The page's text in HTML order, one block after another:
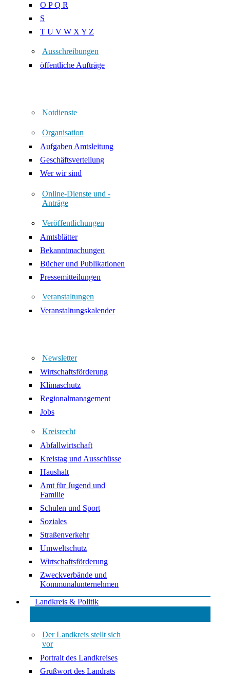
O P Q R
S
T U V W X Y Z
Ausschreibungen
öffentliche Aufträge
Notdienste
Organisation
Aufgaben Amtsleitung
Geschäftsverteilung
Wer wir sind
Online-Dienste und -
Anträge
Veröffentlichungen
Amtsblätter
Bekanntmachungen
Bücher und Publikationen
Pressemitteilungen
Veranstaltungen
Veranstaltungskalender
Newsletter
Wirtschaftsförderung
Klimaschutz
Regionalmanagement
Jobs
Kreisrecht
Abfallwirtschaft
Kreistag und Ausschüsse
Haushalt
Amt für Jugend und
Familie
Schulen und Sport
Soziales
Straßenverkehr
Umweltschutz
Wirtschaftsförderung
Zweckverbände und
Kommunalunternehmen
Landkreis & Politik
Der Landkreis stellt sich
vor
Portrait des Landkreises
Grußwort des Landrats